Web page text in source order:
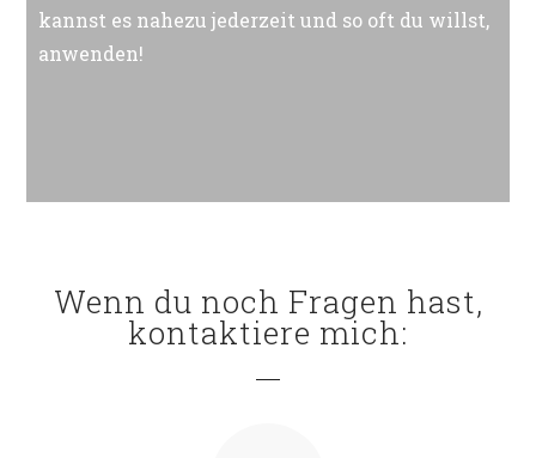
kannst es nahezu jederzeit und so oft du willst,
anwenden!
Wenn du noch Fragen hast,
kontaktiere mich: